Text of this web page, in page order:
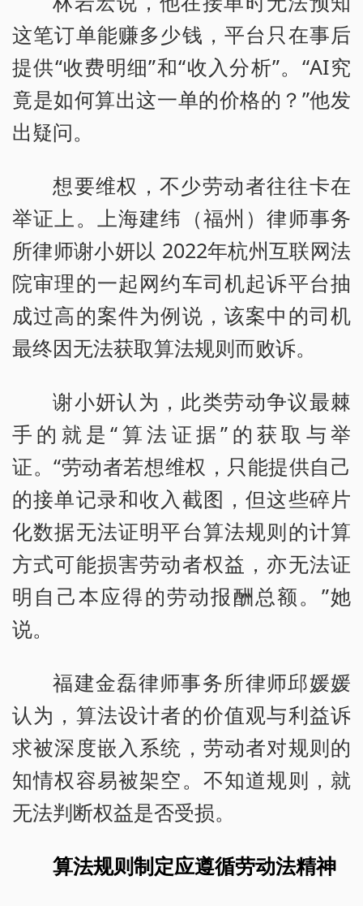
这笔订单能赚多少钱，平台只在事后
提供“收费明细”和“收入分析”。“AI究
竟是如何算出这一单的价格的？”他发
出疑问。
想要维权，不少劳动者往往卡在
举证上。上海建纬（福州）律师事务
所律师谢小妍以 2022年杭州互联网法
院审理的一起网约车司机起诉平台抽
成过高的案件为例说，该案中的司机
最终因无法获取算法规则而败诉。
谢小妍认为，此类劳动争议最棘
手的就是“算法证据”的获取与举
证。“劳动者若想维权，只能提供自己
的接单记录和收入截图，但这些碎片
化数据无法证明平台算法规则的计算
方式可能损害劳动者权益，亦无法证
明自己本应得的劳动报酬总额。”她
说。
福建金磊律师事务所律师邱媛媛
认为，算法设计者的价值观与利益诉
求被深度嵌入系统，劳动者对规则的
知情权容易被架空。不知道规则，就
无法判断权益是否受损。
算法规则制定应遵循劳动法精神